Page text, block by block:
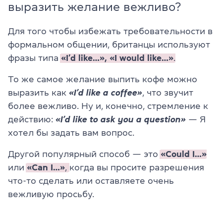
выразить желание вежливо?
Для того чтобы избежать требовательности в
формальном общении, британцы используют
фразы типа «I’d like…», «I would like…»
То же самое желание выпить кофе можно
выразить как «I’d like a coffee» , что звучит
более вежливо. Ну и, конечно, стремление к
действию: «I’d like to ask you a question» — Я
хотел бы задать вам вопрос.
Другой популярный способ — это «Could I…»
или «Can I…» когда вы просите разрешения
что-то сделать или оставляете очень
вежливую просьбу.